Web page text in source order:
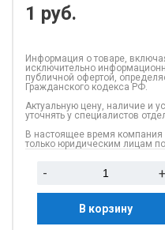
1 руб.
Информация о товаре,
исключительно
публичной офертой,
Гражданского кодекса РФ.
Актуальную цену, наличие и
уточнять у специалистов
В настоящее время компания
только юридическим лицам
- +
В корзину